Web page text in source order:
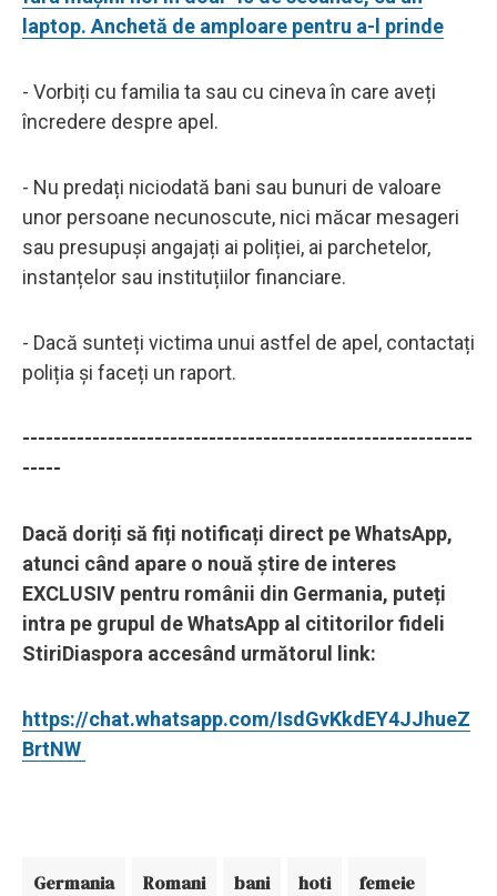
laptop. Anchetă de amploare pentru a-l prinde
- Vorbiți cu familia ta sau cu cineva în care aveți
încredere despre apel.
- Nu predați niciodată bani sau bunuri de valoare
unor persoane necunoscute, nici măcar mesageri
sau presupuși angajați ai poliției, ai parchetelor,
instanțelor sau instituțiilor financiare.
- Dacă sunteți victima unui astfel de apel, contactați
poliția și faceți un raport.
----------------------------------------------------------
-----
Dacă doriți să fiți notificați direct pe WhatsApp,
atunci când apare o nouă știre de interes
EXCLUSIV pentru românii din Germania, puteți
intra pe grupul de WhatsApp al cititorilor fideli
StiriDiaspora accesând următorul link:
https://chat.whatsapp.com/IsdGvKkdEY4JJhueZ
BrtNW
Germania Romani bani hoti femeie